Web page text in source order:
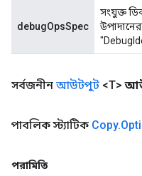
debugOpsSpec
সংযুক্ত
সর্বজনীন আউটপুট <T>
পাবলিক স্ট্যাটিক Copy.
পরামিতি